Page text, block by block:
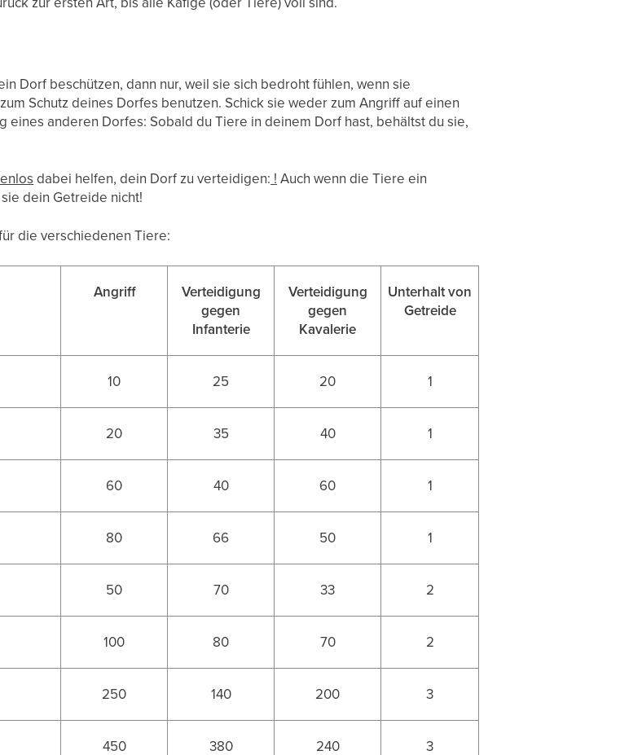
Dorf beschützen, dann nur, weil sie sich bedroht fühlen, wenn sie
Schutz deines Dorfes benutzen. Schick sie weder zum Angriff auf einen
eines anderen Dorfes: Sobald du Tiere in deinem Dorf hast, behältst du sie,
dabei helfen, dein Dorf zu verteidigen: ! Auch wenn die Tiere ein
dein Getreide nicht!
die verschiedenen Tiere:
Angriff
Verteidigung
gegen
Infanterie
Verteidigung
gegen
Kavalerie
Unterhalt von
Getreide
10 25 20 1
20 35 40 1
60 40 60 1
80 66 50 1
50 70 33 2
100 80 70 2
250 140 200 3
450 380 240 3